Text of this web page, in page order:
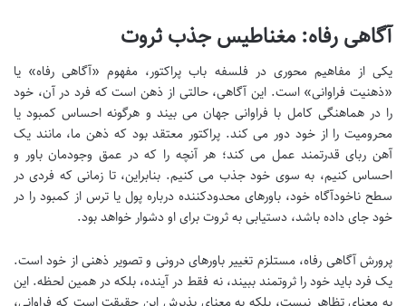
آگاهی رفاه: مغناطیس جذب ثروت
یکی از مفاهیم محوری در فلسفه باب پراکتور، مفهوم «آگاهی رفاه» یا
«ذهنیت فراوانی» است. این آگاهی، حالتی از ذهن است که فرد در آن، خود
را در هماهنگی کامل با فراوانی جهان می بیند و هرگونه احساس کمبود یا
محرومیت را از خود دور می کند. پراکتور معتقد بود که ذهن ما، مانند یک
آهن ربای قدرتمند عمل می کند؛ هر آنچه را که در عمق وجودمان باور و
احساس کنیم، به سوی خود جذب می کنیم. بنابراین، تا زمانی که فردی در
سطح ناخودآگاه خود، باورهای محدودکننده درباره پول یا ترس از کمبود را در
خود جای داده باشد، دستیابی به ثروت برای او دشوار خواهد بود.
پرورش آگاهی رفاه، مستلزم تغییر باورهای درونی و تصویر ذهنی از خود است.
یک فرد باید خود را ثروتمند ببیند، نه فقط در آینده، بلکه در همین لحظه. این